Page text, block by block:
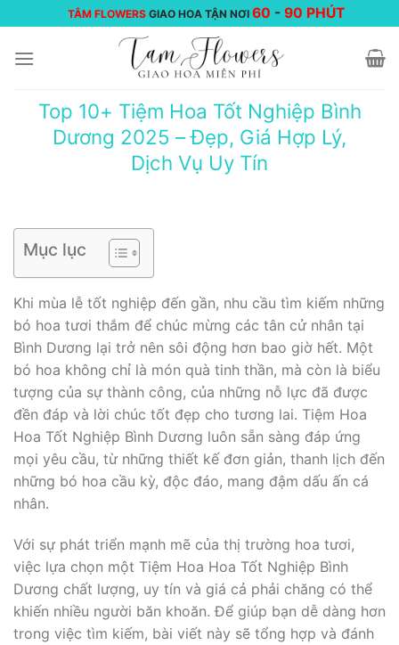
đến
nội
TÂM FLOWERS GIAO HOA TẬN NƠI 60 -90 PHÚT
Top 10+ Tiệm Hoa Tốt Nghiệp Bình
Dương 2025 – Đẹp, Giá Hợp Lý,
Dịch Vụ Uy Tín
Mục lục
Khi mùa lễ tốt nghiệp đến gần, nhu cầu tìm kiếm những
bó hoa tươi thắm để chúc mừng các tân cử nhân tại
Bình Dương lại trở nên sôi động hơn bao giờ hết. Một
bó hoa không chỉ là món quà tinh thần, mà còn là biểu
tượng của sự thành công, của những nỗ lực đã được
đền đáp và lời chúc tốt đẹp cho tương lai. Tiệm Hoa
Hoa Tốt Nghiệp Bình Dương luôn sẵn sàng đáp ứng
mọi yêu cầu, từ những thiết kế đơn giản, thanh lịch đến
những bó hoa cầu kỳ, độc đáo, mang đậm dấu ấn cá
nhân.
Với sự phát triển mạnh mẽ của thị trường hoa tươi,
việc lựa chọn một Tiệm Hoa Hoa Tốt Nghiệp Bình
Dương chất lượng, uy tín và giá cả phải chăng có thể
khiến nhiều người băn khoăn. Để giúp bạn dễ dàng hơn
trong việc tìm kiếm, bài viết này sẽ tổng hợp và đánh